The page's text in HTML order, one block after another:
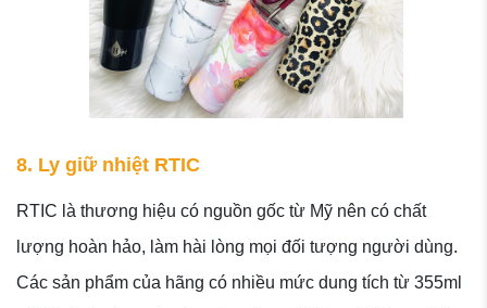
8. Ly giữ nhiệt RTIC
RTIC là thương hiệu có nguồn gốc từ Mỹ nên có chất
lượng hoàn hảo, làm hài lòng mọi đối tượng người dùng.
Các sản phẩm của hãng có nhiều mức dung tích từ 355ml